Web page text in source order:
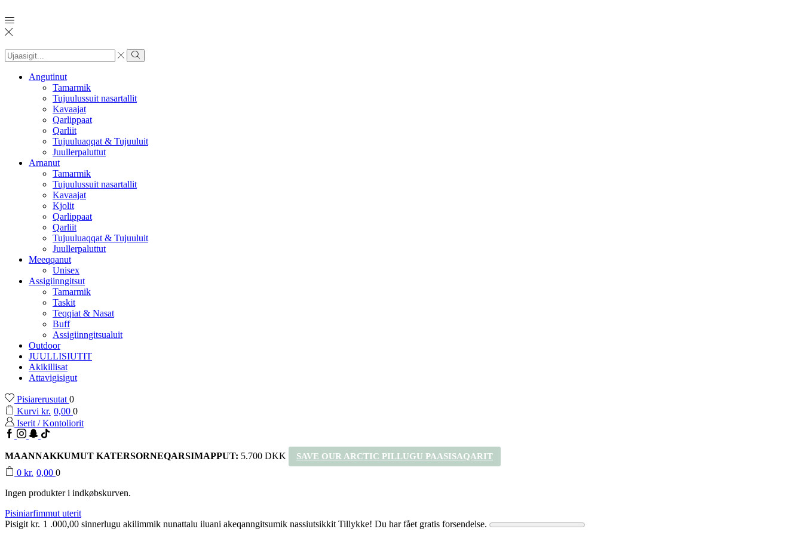
Search
input
Search
Angutinut
Tamarmik
Tujuulussuit nasartallit
Kavaajat
Qarlippaat
Qarliit
Tujuuluaqqat & Tujuuluit
Juullerpaluttut
Arnanut
Tamarmik
Tujuulussuit nasartallit
Kavaajat
Kjolit
Qarlippaat
Qarliit
Tujuuluaqqat & Tujuuluit
Juullerpaluttut
Meeqqanut
Unisex
Assigiinngitsut
Tamarmik
Taskit
Teqqiat & Nasat
Buff
Assigiinngitsualuit
Outdoor
JUULLISIUTIT
Akikillisat
Attavigisigut
Pisiarerusutat 0
Kurvi kr. 0,00 0
Iserit / Kontoliorit
Facebook
Instagram
Snapchat
TikTok
MAANNAKKUMUT KATERSORNEQARSIMAPPUT: 5.700 DKK SAVE OUR ARCTIC PILLUGU PAASISAQARIT
0 kr. 0,00 0
Ingen produkter i indkøbskurven.
Pisiniarfimmut uterit
Pisigit kr. 1 .000,00 sinnerlugu akilimmik nunattalu iluani akeqanngitsumik nassiutsikkit Tillykke! Du har fået gratis forsendelse.